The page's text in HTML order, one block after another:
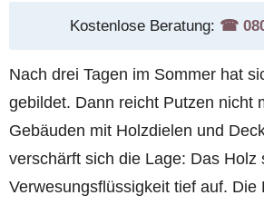
Kostenlose Beratung: ☎︎
Nach drei Tagen im Sommer hat
gebildet. Dann reicht Putzen nicht
Gebäuden mit Holzdielen und
verschärft sich die Lage: Das Holz
Verwesungsflüssigkeit tief auf. Die